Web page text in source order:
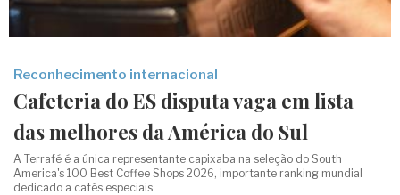
Reconhecimento internacional
Cafeteria do ES disputa vaga em lista
das melhores da América do Sul
A Terrafé é a única representante capixaba na seleção do South
America's 100 Best Coffee Shops 2026, importante ranking mundial
dedicado a cafés especiais